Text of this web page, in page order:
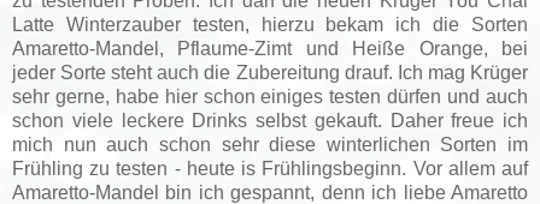
Latte Winterzauber testen, hierzu bekam ich die Sorten
Amaretto-Mandel, Pflaume-Zimt und Heiße Orange, bei
jeder Sorte steht auch die Zubereitung drauf. Ich mag Krüger
sehr gerne, habe hier schon einiges testen dürfen und auch
schon viele leckere Drinks selbst gekauft. Daher freue ich
mich nun auch schon sehr diese winterlichen Sorten im
Frühling zu testen - heute is Frühlingsbeginn. Vor allem auf
Amaretto-Mandel bin ich gespannt, denn ich liebe Amaretto